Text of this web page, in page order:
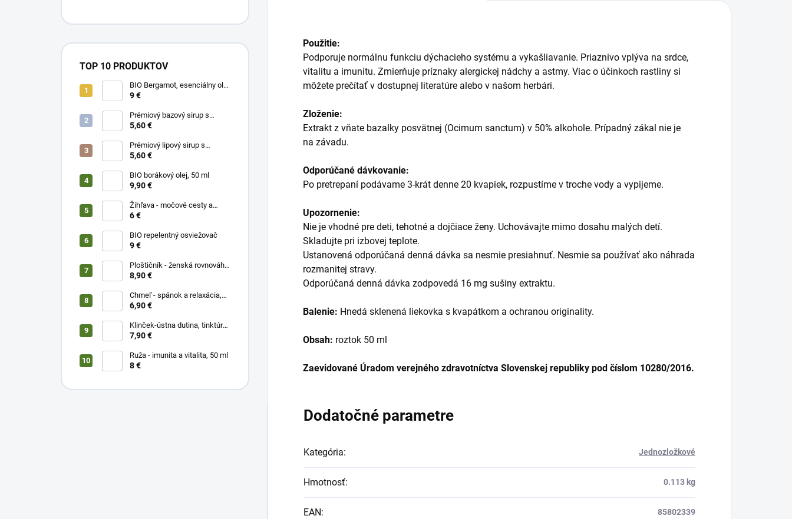
TOP 10 PRODUKTOV
BIO Bergamot, esenciálny olej
10 ml
9 €
Prémiový bazový sirup s
limetkou a vitam. C
5,60 €
Prémiový lipový sirup s
citrónom a vitamínom C
5,60 €
BIO borákový olej, 50 ml
9,90 €
Žihľava - močové cesty a
prostata, 50 ml
6 €
BIO repelentný osviežovač
9 €
Ploštičník - ženská rovnováha,
50 ml
8,90 €
Chmeľ - spánok a relaxácia,
50 ml
6,90 €
Klinček-ústna dutina, tinktúra
50 ml
7,90 €
Ruža - imunita a vitalita, 50 ml
8 €
Použitie:
Podporuje normálnu funkciu dýchacieho systému a vykašliavanie. Priaznivo vplýva na srdce,
vitalitu a imunitu. Zmierňuje príznaky alergickej nádchy a astmy. Viac o účinkoch rastliny si
môžete prečítať v dostupnej literatúre alebo v našom herbári.
Zloženie:
Extrakt z vňate bazalky posvätnej (Ocimum sanctum) v 50% alkohole. Prípadný zákal nie je
na závadu.
Odporúčané dávkovanie:
Po pretrepaní podávame 3-krát denne 20 kvapiek, rozpustíme v troche vody a vypijeme.
Upozornenie:
Nie je vhodné pre deti, tehotné a dojčiace ženy. Uchovávajte mimo dosahu malých detí.
Skladujte pri izbovej teplote.
Ustanovená odporúčaná denná dávka sa nesmie presiahnuť. Nesmie sa používať ako náhrada
rozmanitej stravy.
Odporúčaná denná dávka zodpovedá 16 mg sušiny extraktu.
Balenie: Hnedá sklenená liekovka s kvapátkom a ochranou originality.
Obsah: roztok 50 ml
Zaevidované Úradom verejného zdravotníctva Slovenskej republiky pod číslom 10280/2016.
Dodatočné parametre
Kategória: Jednozložkové
Hmotnosť: 0.113 kg
EAN: 85802339